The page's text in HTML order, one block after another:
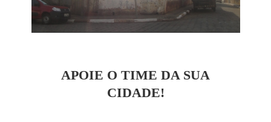
APOIE O TIME DA SUA
CIDADE!